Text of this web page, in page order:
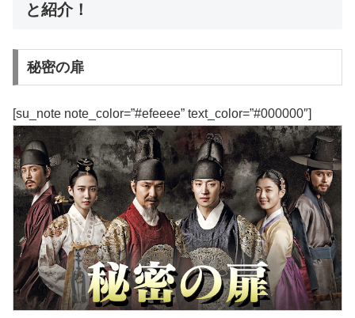
と紹介！
秘密の扉
[su_note note_color=”#efeeee” text_color=”#000000″]